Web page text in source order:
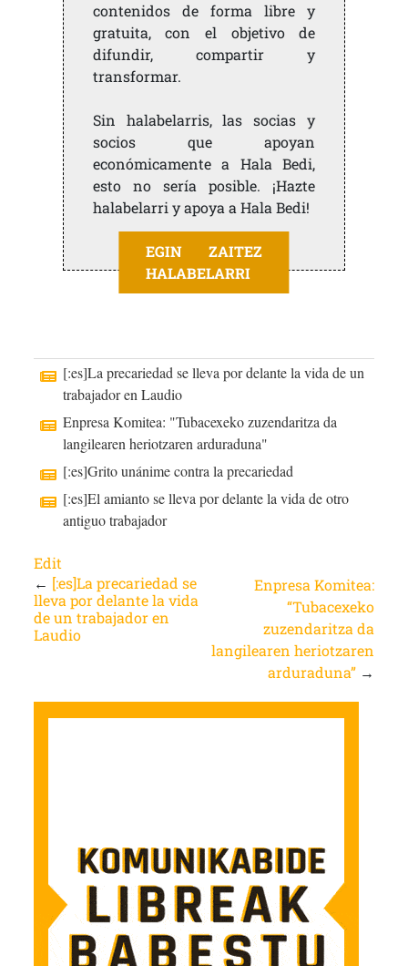
contenidos de forma libre y
gratuita, con el objetivo de
difundir, compartir y
transformar.
Sin halabelarris, las socias y
socios que apoyan
económicamente a Hala Bedi,
esto no sería posible. ¡Hazte
halabelarri y apoya a Hala Bedi!
EGIN ZAITEZ
HALABELARRI
[:es]La precariedad se lleva por delante la vida de un
trabajador en Laudio
Enpresa Komitea: "Tubacexeko zuzendaritza da
langilearen heriotzaren arduraduna"
[:es]Grito unánime contra la precariedad
[:es]El amianto se lleva por delante la vida de otro
antiguo trabajador
Edit
← [:es]La precariedad se
lleva por delante la vida
de un trabajador en
Laudio
Enpresa Komitea:
“Tubacexeko
zuzendaritza da
langilearen heriotzaren
arduraduna” →